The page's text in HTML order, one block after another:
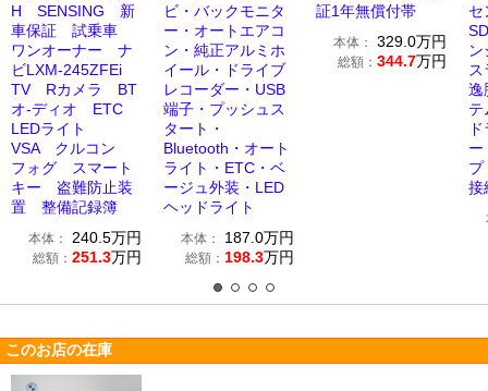
H SENSING 新
車保証 試乗車
ワンオーナー ナ
ビLXM-245ZFEi
TV Rカメラ BT
オ-ディオ ETC
LEDライト
VSA クルコン
フォグ スマート
キー 盗難防止装
置 整備記録簿
本体： 240.5万円
総額： 251.3万円
ビ・バックモニタ
ー・オートエアコ
ン・純正アルミホ
イール・ドライブ
レコーダー・USB
端子・プッシュス
タート・
Bluetooth・オート
ライト・ETC・ベ
ージュ外装・LED
ヘッドライト
本体： 187.0万円
総額： 198.3万円
証1年無償付帯
本体： 329.0万円
総額： 344.7万円
セ
逸
テ
ー
プ
接
このお店の在庫